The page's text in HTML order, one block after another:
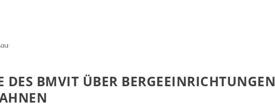
DES BMVIT ÜBER BERGEEINRICHTUNGEN